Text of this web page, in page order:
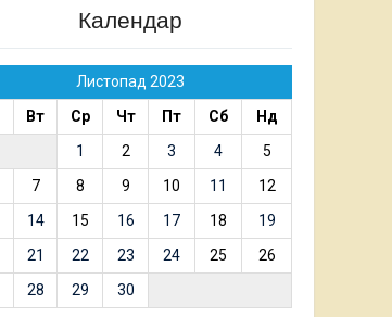
Календар
Листопад 2023
Вт Ср Чт Пт Сб
Нд
1
2 3 4
5
7 8 9 10 11
12
14 15 16 17 18
19
21 22 23 24 25
26
28 29 30